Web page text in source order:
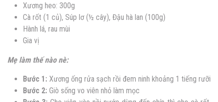
Xương heo: 300g
Cà rốt (1 củ), Súp lơ (½ cây), Đậu hà lan (100g)
Hành lá, rau mùi
Gia vị
Mẹ làm thế nào nè:
Bước 1: Xương ống rửa sạch rồi đem ninh khoảng 1 tiếng rưỡi
Bước 2: Giò sống vo viên nhỏ làm mọc